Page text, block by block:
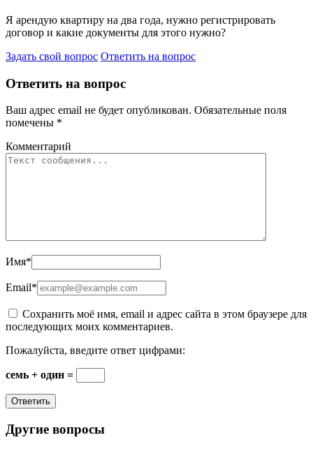
Я арендую квартиру на два года, нужно регистрировать
договор и какие документы для этого нужно?
Задать свой вопрос Ответить на вопрос
Ответить на вопрос
Ваш адрес email не будет опубликован. Обязательные поля
помечены *
Комментарий
Имя*
Email*
Сохранить моё имя, email и адрес сайта в этом браузере для
последующих моих комментариев.
Пожалуйста, введите ответ цифрами:
семь + один =
Другие вопросы